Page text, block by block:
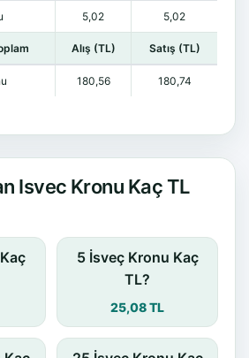
5,02 5,02
Alış (TL) Satış (TL)
180,56 180,74
Isvec Kronu Kaç TL
5 İsveç Kronu Kaç
TL?
25,08 TL